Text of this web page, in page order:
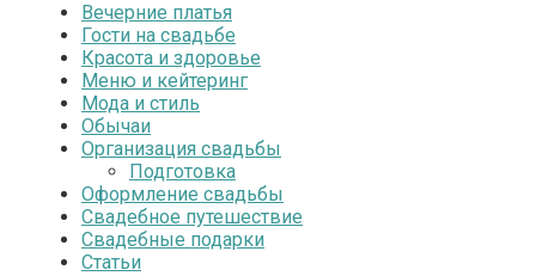
Вечерние платья
Гости на свадьбе
Красота и здоровье
Меню и кейтеринг
Мода и стиль
Обычаи
Организация свадьбы
Подготовка
Оформление свадьбы
Свадебное путешествие
Свадебные подарки
Статьи